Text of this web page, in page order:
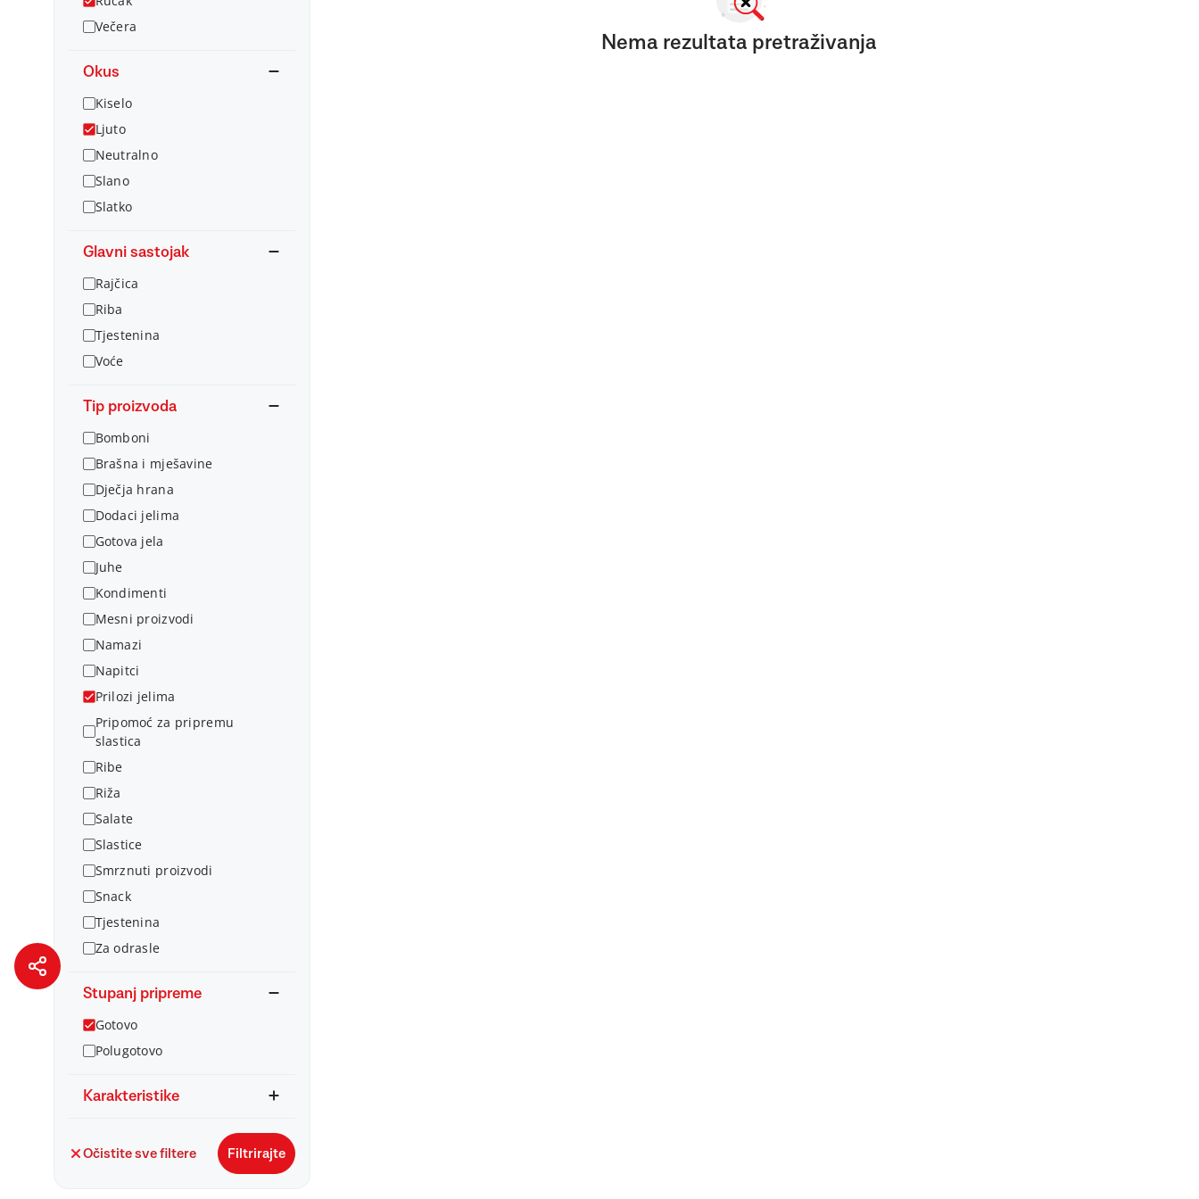
Večera
Okus
Kiselo
Ljuto
Neutralno
Slano
Slatko
Glavni sastojak
Rajčica
Riba
Tjestenina
Voće
Tip proizvoda
Bomboni
Brašna i mješavine
Dječja hrana
Dodaci jelima
Gotova jela
Juhe
Kondimenti
Mesni proizvodi
Namazi
Napitci
Prilozi jelima
Pripomoć za pripremu
slastica
Ribe
Riža
Salate
Slastice
Smrznuti proizvodi
Snack
Tjestenina
Za odrasle
Stupanj pripreme
Gotovo
Polugotovo
Karakteristike
Očistite sve filtere Filtrirajte
Nema rezultata pretraživanja